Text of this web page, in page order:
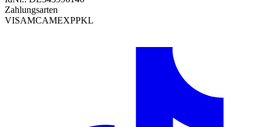
Zahlungsarten
VISAMCAMEXPPKL